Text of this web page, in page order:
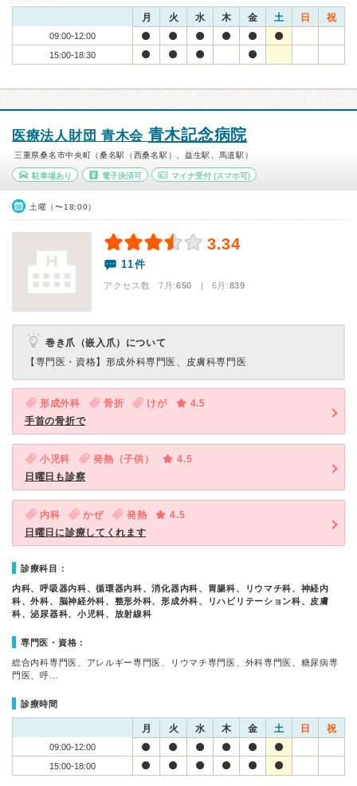
月 火 水 木 金 土 日 祝
09:00-12:00
15:00-18:30
医療法人財団 青木会 青木記念病院
三重県桑名市中央町（桑名駅（西桑名駅）、益生駅、馬道駅）
駐車場あり 電子決済可 マイナ受付 (スマホ可)
土曜（〜18:00）
3.34
11件
アクセス数 7月:650 | 6月:839
巻き爪（嵌入爪）について
【専門医・資格】 形成外科専門医、皮膚科専門医
形成外科 骨折 けが
4.5
手首の骨折で
小児科 発熱（子供）
4.5
日曜日も診察
内科 かぜ 発熱
4.5
日曜日に診療してくれます
診療科目：
内科、呼吸器内科、循環器内科、消化器内科、胃腸科、リウマチ科、神経内
科、外科、脳神経外科、整形外科、形成外科、リハビリテーション科、皮膚
科、泌尿器科、小児科、放射線科
専門医・資格：
総合内科専門医、アレルギー専門医、リウマチ専門医、外科専門医、糖尿病専
門医、呼…
診療時間
月 火 水 木 金 土 日 祝
09:00-12:00
15:00-18:00